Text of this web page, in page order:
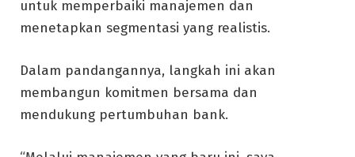
untuk memperbaiki manajemen dan
menetapkan segmentasi yang realistis.
Dalam pandangannya, langkah ini akan
membangun komitmen bersama dan
mendukung pertumbuhan bank.